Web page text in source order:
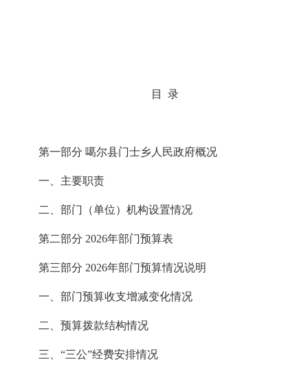
目 录
第一部分 噶尔县门士乡人民政府概况
一、主要职责
二、部门（单位）机构设置情况
第二部分 2026年部门预算表
第三部分 2026年部门预算情况说明
一、部门预算收支增减变化情况
二、预算拨款结构情况
三、“三公”经费安排情况